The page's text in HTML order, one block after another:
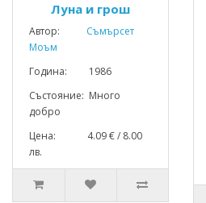
Луна и грош
Автор:
Съмърсет
Моъм
Година: 1986
Състояние: Много
добро
Цена: 4.09 € / 8.00
лв.